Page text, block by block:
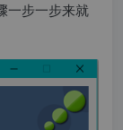
一步一步来就